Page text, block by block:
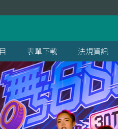
表單下載 法規資訊